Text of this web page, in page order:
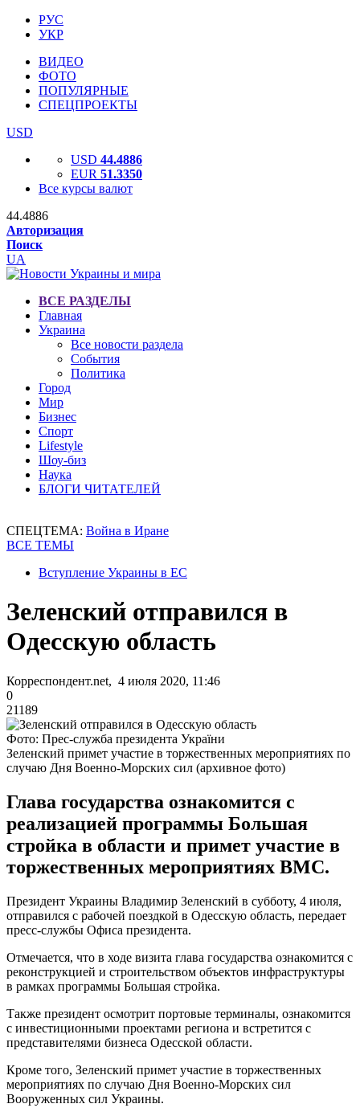
РУС
УКР
ВИДЕО
ФОТО
ПОПУЛЯРНЫЕ
СПЕЦПРОЕКТЫ
USD
USD 44.4886
EUR 51.3350
Все курсы валют
44.4886
Авторизация
Поиск
UA
ВСЕ РАЗДЕЛЫ
Главная
Украина
Все новости раздела
События
Политика
Город
Мир
Бизнес
Спорт
Lifestyle
Шоу-биз
Наука
БЛОГИ ЧИТАТЕЛЕЙ
СПЕЦТЕМА: Война в Иране
ВСЕ ТЕМЫ
Вступление Украины в ЕС
Зеленский отправился в
Одесскую область
Корреспондент.net, 4 июля 2020, 11:46
0
21189
Фото: Прес-служба президента України
Зеленский примет участие в торжественных мероприятиях по
случаю Дня Военно-Морских сил (архивное фото)
Глава государства ознакомится с
реализацией программы Большая
стройка в области и примет участие в
торжественных мероприятиях ВМС.
Президент Украины Владимир Зеленский в субботу, 4 июля,
отправился с рабочей поездкой в Одесскую область, передает
пресс-службы Офиса президента.
Отмечается, что в ходе визита глава государства ознакомится с
реконструкцией и строительством объектов инфраструктуры
в рамках программы Большая стройка.
Также президент осмотрит портовые терминалы, ознакомится
с инвестиционными проектами региона и встретится с
представителями бизнеса Одесской области.
Кроме того, Зеленский примет участие в торжественных
мероприятиях по случаю Дня Военно-Морских сил
Вооруженных сил Украины.